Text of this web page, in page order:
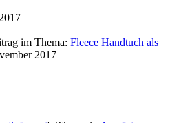
im Thema: Fleece Handtuch als
2017